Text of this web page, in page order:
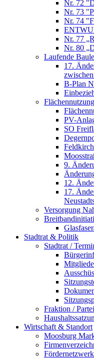
Nr. 72
Nr. 73
Nr. 74
Nr. 77
Nr. 80
Laufende
17.
B-Plan
PV-
SO
9.
12.
17.
Versorgung
Stadtrat & Politik
Stadtrat /
Fraktion /
Wirtschaft & Standort
Moosburg